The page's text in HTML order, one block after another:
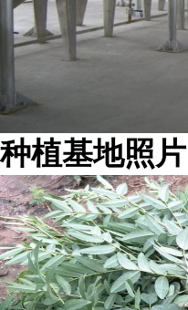
种植基地照片